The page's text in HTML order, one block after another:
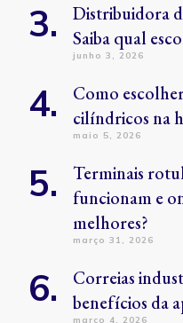
Distribuidora
Saiba qual
junho 3, 2026
Como
cilíndricos na
maio 5, 2026
Terminais
funcionam e
melhores?
março 31, 2026
Correias
benefícios da
março 4, 2026